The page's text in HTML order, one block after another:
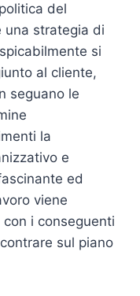
del
una strategia di
si
al cliente,
seguano le
la
e
ed
viene
i conseguenti
sul piano